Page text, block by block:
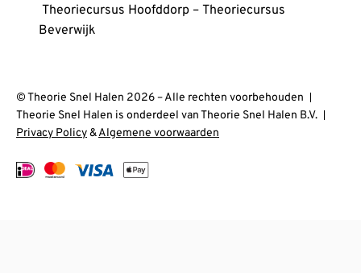
Theoriecursus Hoofddorp – Theoriecursus
Beverwijk
© Theorie Snel Halen 2026 – Alle rechten voorbehouden
Theorie Snel Halen is onderdeel van Theorie Snel Halen B.V.
Privacy Policy&Algemene voorwaarden